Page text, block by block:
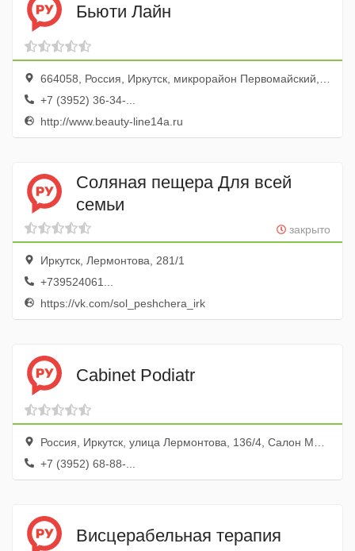
Бьюти Лайн
664058, Россия, Иркутск, микрорайон Первомайский, 14А
+7 (3952) 36-34-...
http://www.beauty-line14a.ru
Соляная пещера Для всей
семьи
закрыто
Иркутск, Лермонтова, 281/1
+739524061...
https://vk.com/sol_peshchera_irk
Cabinet Podiatr
Россия, Иркутск, улица Лермонтова, 136/4, Салон Мона Лиза
+7 (3952) 68-88-...
Висцерабельная терапия